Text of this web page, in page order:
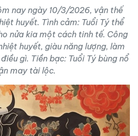
nay ngày 10/3/2026, vận thế
huyết. Tình cảm: Tuổi Tý thể
nửa kia một cách tinh tế. Công
huyết, giàu năng lượng, làm
gì. Tiền bạc: Tuổi Tý bùng nổ
may tài lộc.